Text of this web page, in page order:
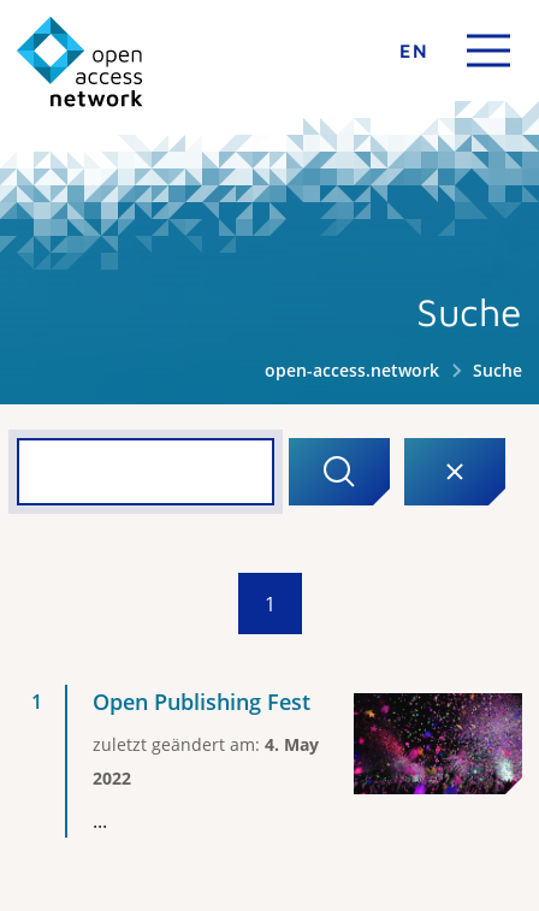
EN
Suche
open-access.network Suche
1
Open Publishing Fest
zuletzt geändert am: 4. May
2022
...